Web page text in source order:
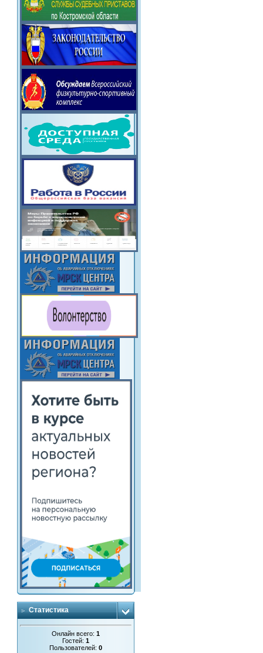
Статистика
Онлайн всего:1
Гостей:1
Пользователей:0